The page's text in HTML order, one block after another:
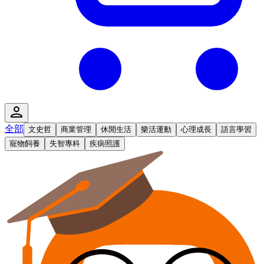
全部 文史哲 商業管理 休閒生活 樂活運動 心理成長
語言學習
寵物飼養
失智專科 疾病照護